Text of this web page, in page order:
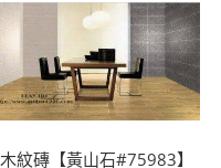
木紋磚【黃山石#75983】